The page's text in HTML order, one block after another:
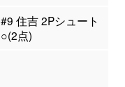
#9 住吉 2Pシュート
○(2点)